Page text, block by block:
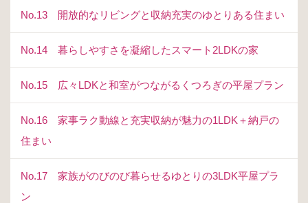
No.13 開放的なリビングと収納充実のゆとりある住まい
No.14 暮らしやすさを凝縮したスマート2LDKの家
No.15 広々LDKと和室がつながるくつろぎの平屋プラン
No.16 家事ラク動線と充実収納が魅力の1LDK＋納戸の
住まい
No.17 家族がのびのび暮らせるゆとりの3LDK平屋プラ
ン